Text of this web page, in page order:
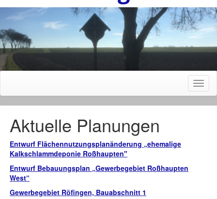
Aktuelle Planungen
Entwurf Flächennutzungsplanänderung „ehemalige
Kalkschlammdeponie Roßhaupten"
Entwurf Bebauungsplan „Gewerbegebiet Roßhaupten
West“
Gewerbegebiet Röfingen, Bauabschnitt 1